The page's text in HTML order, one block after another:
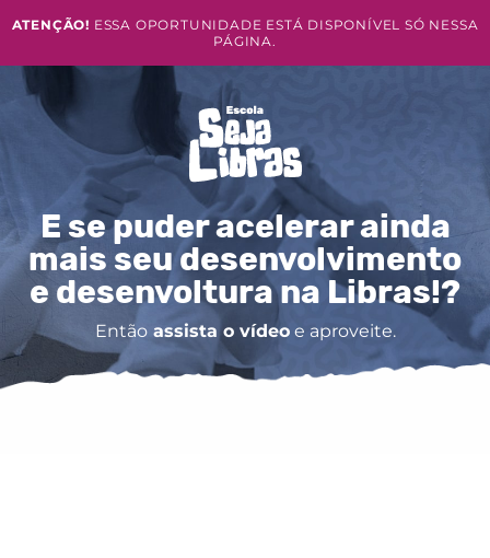
ATENÇÃO! ESSA OPORTUNIDADE ESTÁ DISPONÍVEL SÓ NESSA
PÁGINA.
E se puder acelerar ainda
mais seu desenvolvimento
e desenvoltura na Libras!?
Entãoassista o vídeoe aproveite.